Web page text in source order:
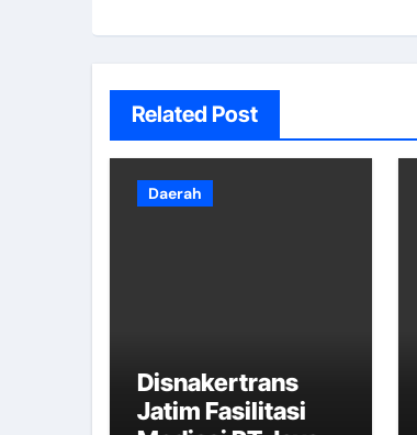
Related Post
Daerah
Disnakertrans
Jatim Fasilitasi